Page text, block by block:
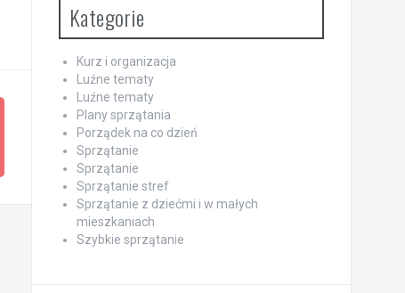
Kategorie
Kurz i organizacja
Luźne tematy
Luźne tematy
Plany sprzątania
Porządek na co dzień
Sprzątanie
Sprzątanie
Sprzątanie stref
Sprzątanie z dziećmi i w małych
mieszkaniach
Szybkie sprzątanie